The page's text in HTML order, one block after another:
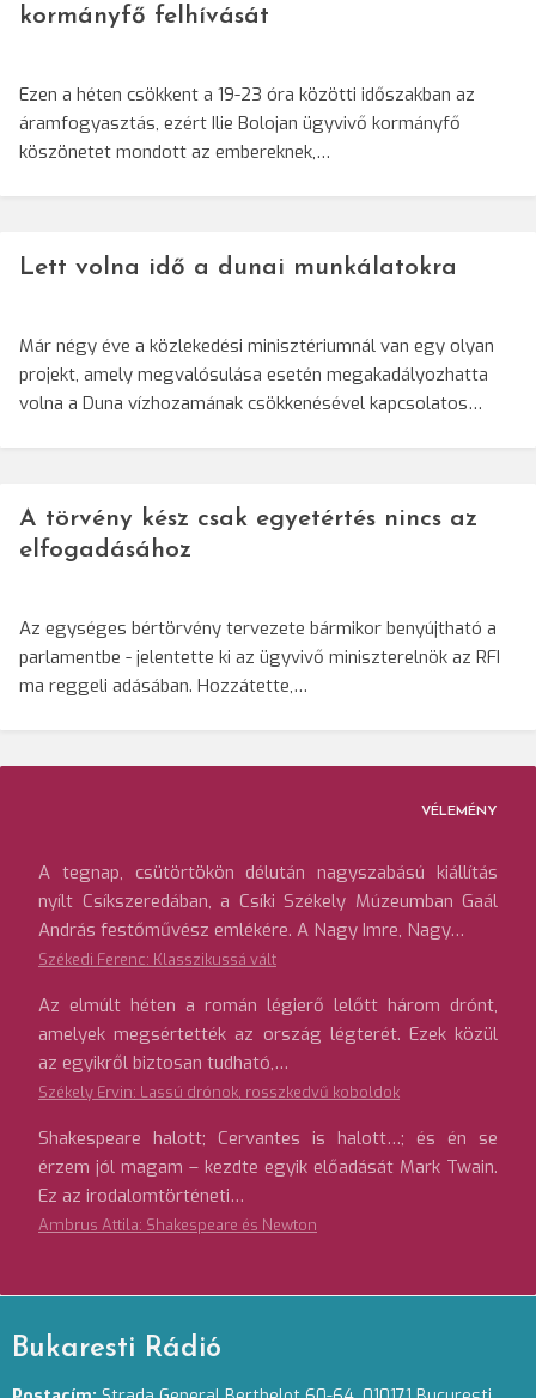
kormányfő felhívását
Ezen a héten csökkent a 19-23 óra közötti időszakban az
áramfogyasztás, ezért Ilie Bolojan ügyvivő kormányfő
köszönetet mondott az embereknek,…
Lett volna idő a dunai munkálatokra
Már négy éve a közlekedési minisztériumnál van egy olyan
projekt, amely megvalósulása esetén megakadályozhatta
volna a Duna vízhozamának csökkenésével kapcsolatos…
A törvény kész csak egyetértés nincs az
elfogadásához
Az egységes bértörvény tervezete bármikor benyújtható a
parlamentbe - jelentette ki az ügyvivő miniszterelnök az RFI
ma reggeli adásában. Hozzátette,…
VÉLEMÉNY
A tegnap, csütörtökön délután nagyszabású kiállítás
nyílt Csíkszeredában, a Csíki Székely Múzeumban Gaál
András festőművész emlékére. A Nagy Imre, Nagy…
Székedi Ferenc: Klasszikussá vált
Az elmúlt héten a román légierő lelőtt három drónt,
amelyek megsértették az ország légterét. Ezek közül
az egyikről biztosan tudható,…
Székely Ervin: Lassú drónok, rosszkedvű koboldok
Shakespeare halott; Cervantes is halott…; és én se
érzem jól magam – kezdte egyik előadását Mark Twain.
Ez az irodalomtörténeti…
Ambrus Attila: Shakespeare és Newton
Bukaresti Rádió